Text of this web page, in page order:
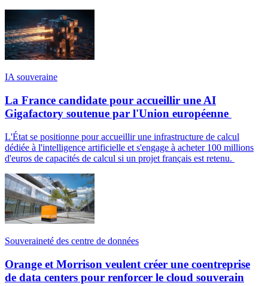
IA souveraine
La France candidate pour accueillir une AI
Gigafactory soutenue par l'Union européenne
L'État se positionne pour accueillir une infrastructure de calcul
dédiée à l'intelligence artificielle et s'engage à acheter 100 millions
d'euros de capacités de calcul si un projet français est retenu.
Souveraineté des centre de données
Orange et Morrison veulent créer une coentreprise
de data centers pour renforcer le cloud souverain